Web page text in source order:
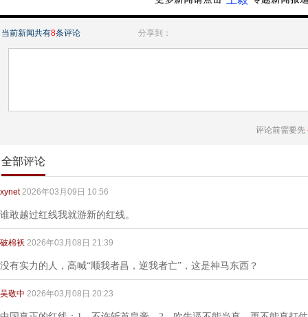
当前新闻共有8条评论 分享到：
评论前需要先
全部评论
xynet 2026年03月09日 10:56
谁敢越过红线我就游新的红线。
破棉袄 2026年03月08日 21:39
没有实力的人，高喊“顺我者昌，逆我者亡”，这是神马东西？
吴敬中 2026年03月08日 20:23